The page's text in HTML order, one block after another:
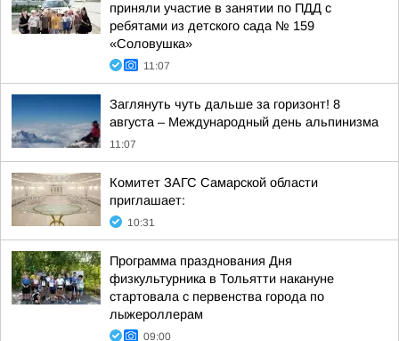
приняли участие в занятии по ПДД с
ребятами из детского сада № 159
«Соловушка»
11:07
Заглянуть чуть дальше за горизонт! 8
августа – Международный день альпинизма
11:07
Комитет ЗАГС Самарской области
приглашает:
10:31
Программа празднования Дня
физкультурника в Тольятти накануне
стартовала с первенства города по
лыжероллерам
09:00